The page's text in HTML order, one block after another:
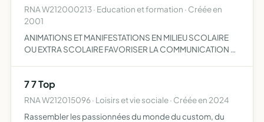
RNA W212000213 · Education et formation · Créée en
2001
ANIMATIONS ET MANIFESTATIONS EN MILIEU SCOLAIRE
OU EXTRA SCOLAIRE FAVORISER LA COMMUNICATION ET
ARTISTIQUE
7 7 Top
RNA W212015096 · Loisirs et vie sociale · Créée en 2024
Rassembler les passionnées du monde du custom, du